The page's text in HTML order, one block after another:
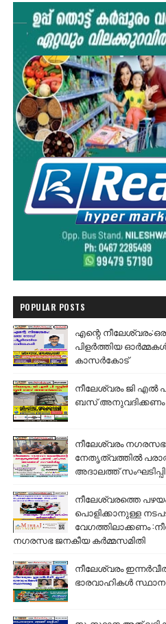
POPULAR POSTS
എന്റെ
പിളർത്തിയ
കാസർകോട്
നീലേശ്വരം ജി എൽ
ബസ് അനുവദിക്കണം
നീലേശ്വരം നഗരസഭ
നേതൃത്വത്തിൽ
അദാലത്ത്
നീലേശ്വരത്തെ
പൊളിക്കാനുള്ള
വേഗത്തിലാക്കണം
നഗരസഭ ജനകീയ കർമ്മസമിതി
നീലേശ്വരം
ഭാരവാഹികൾ